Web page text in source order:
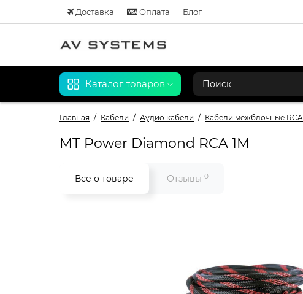
Доставка Оплата Блог
Каталог товаров
Главная Кабели Аудио кабели Кабели межблочные RCA
MT Power Diamond RCA 1M
Все о товаре Отзывы 0